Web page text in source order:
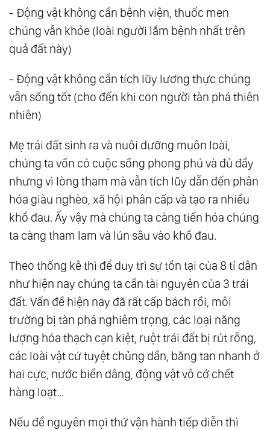
- Động vật không cần bệnh viện, thuốc men
chúng vẫn khỏe (loài người lắm bệnh nhất trên
quả đất này)
- Động vật không cần tích lũy lương thực chúng
vẫn sống tốt (cho đến khi con người tàn phá thiên
nhiên)
Mẹ trái đất sinh ra và nuôi dưỡng muôn loài,
chúng ta vốn có cuộc sống phong phú và đủ đầy
nhưng vì lòng tham mà vẫn tích lũy dẫn đến phân
hóa giàu nghèo, xã hội phân cấp và tạo ra nhiều
khổ đau. Ấy vậy mà chúng ta càng tiến hóa chúng
ta càng tham lam và lún sâu vào khổ đau.
Theo thống kê thì để duy trì sự tồn tại của 8 tỉ dân
như hiện nay chúng ta cần tài nguyên của 3 trái
đất. Vấn đề hiện nay đã rất cấp bách rồi, môi
trường bị tàn phá nghiêm trọng, các loại năng
lượng hóa thạch cạn kiệt, ruột trái đất bị rút rỗng,
các loài vật cứ tuyệt chủng dần, băng tan nhanh ở
hai cực, nước biển dâng, động vật vô cớ chết
hàng loạt...
Nếu để nguyên mọi thứ vận hành tiếp diễn thì